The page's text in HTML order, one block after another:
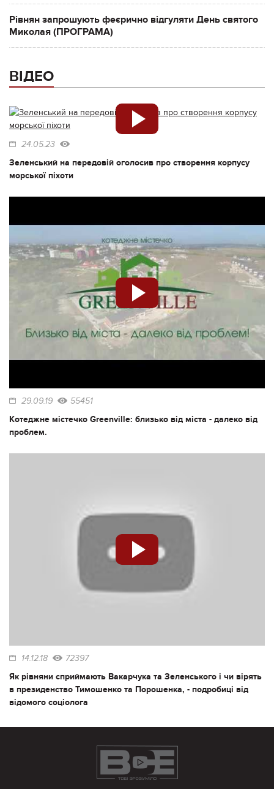
Рівнян запрошують феєрично відгуляти День святого
Миколая (ПРОГРАМА)
ВІДЕО
24.05.23
Зеленський на передовій оголосив про створення корпусу
морської піхоти
29.09.19 55451
Котеджне містечко Greenville: близько від міста - далеко від
проблем.
14.12.18 72397
Як рівняни сприймають Вакарчука та Зеленського і чи вірять
в президенство Тимошенко та Порошенка, - подробиці від
відомого соціолога